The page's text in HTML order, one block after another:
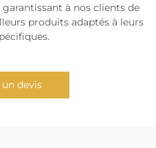
à nos clients de
produits adaptés à leurs
devis